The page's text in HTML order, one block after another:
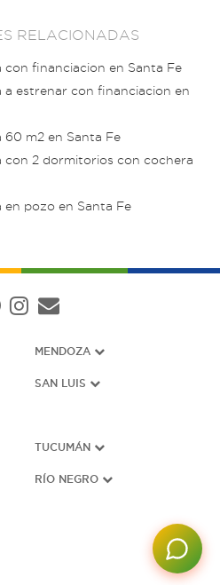
RELACIONADAS
financiacion en Santa Fe
estrenar con financiacion en
m2 en Santa Fe
con 2 dormitorios con cochera
pozo en Santa Fe
MENDOZA
SAN LUIS
TUCUMÁN
RÍO NEGRO